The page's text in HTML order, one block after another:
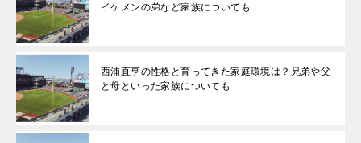
イケメンの弟など家族についても
西浦直亨の性格と育ってきた家庭環境は？兄弟や父
と母といった家族についても